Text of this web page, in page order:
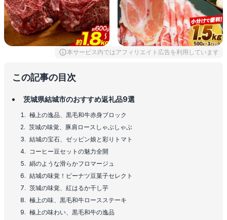
本サービス内ではアフィリエイト広告を利用しています
この記事の目次
茨城県結城市のおすすめ返礼品9選
極上の逸品、黒毛和牛赤身ブロック
茨城の味覚、豚肩ロースしゃぶしゃぶ
結城の宝石、ゼッピン娘と彩りトマト
コーヒー豆セットの魅力全開
絹のような滑らかフロマージュ
結城の味覚！ピーナツ豆菓子セレクト
茨城の味覚、紅はるか干し芋
極上の味、黒毛和牛ロースステーキ
極上の味わい、黒毛和牛の逸品